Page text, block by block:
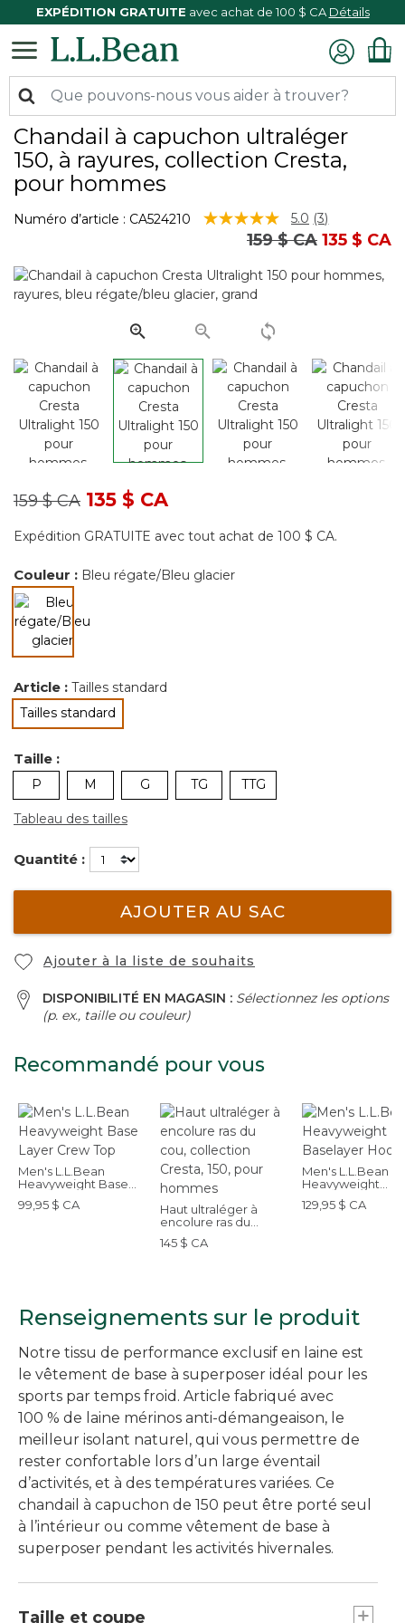
EXPÉDITION GRATUITE avec achat de 100 $ CA Détails
Chandail à capuchon ultraléger
150, à rayures, collection Cresta,
pour hommes
Numéro d’article : CA524210 5 sur 5 Évaluation des clients
5.0 Lire
les
Lien
(3)
Prix réduit de
159 $ CAà135 $ CA
Prix réduit de
159 $ CAà135 $ CA
Expédition GRATUITE avec tout achat de 100 $ CA.
Couleur : Bleu régate/Bleu glacier
sélectionné
Article : Tailles standard
Tailles standard
sélectionné
Taille :
P M G TG TTG
Tableau des tailles
Quantité :
AJOUTER AU SAC
Ajouter à la liste de souhaits
DISPONIBILITÉ EN MAGASIN : Sélectionnez les options
(p. ex., taille ou couleur)
Recommandé pour vous
Men's L.L.Bean
Heavyweight Base
Layer Crew Top
99,95 $ CA
Haut ultraléger à
encolure ras du
cou, collection
Cresta, 150, pour
145 $ CA
Men's L.L.Bean
Heavyweight
Baselayer
129,95 $ CA
Renseignements sur le produit
Notre tissu de performance exclusif en laine est
le vêtement de base à superposer idéal pour les
sports par temps froid. Article fabriqué avec
100 % de laine mérinos anti-démangeaison, le
meilleur isolant naturel, qui vous permettre de
rester confortable lors d’un large éventail
d’activités, et à des températures variées. Ce
chandail à capuchon de 150 peut être porté seul
à l’intérieur ou comme vêtement de base à
superposer pendant les activités hivernales.
Taille et coupe